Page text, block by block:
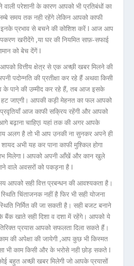
वाली परेशानी के कारण आपको भी प्रतिबंधों का
लम्बे समय तक नही रहेंगे लेकिन आपको काफी
इनके प्रभाव से बचने की कोशिश करें ǀ आज आप
खरीदेंगे ,या घर की नियमित साफ़-सफाई
को बेच देंगें ǀ
वित्तीय क्षेत्र से एक अच्छी खबर मिलने की
पदोन्नति की प्रतीक्षा कर रहे हैं अथवा किसी
के पाने की उम्मीद कर रहे हैं, तब आज इसके
जाएगी। आपकी कड़ी मेहनत का फल आपको
आज काफी सक्रिय रहेंगी और आपको
बढ़ाना चाहिएǀ यहां तक की अगर आपके
अलग है तो भी आप उनकी ना सुनकर अपने ही
अभी यह कर पाना काफी मुश्किल होगा
मिलेगा ǀ आपको अपनी आँखें और कान खुले
वाले अवसरों को पकड़ना है ǀ
आपको सही वित्त प्रबन्धन की आवश्यकता है।
चिंताजनक नहीं है फिर भी सही योजना
निर्मित की जा सकती है। सही बजट बनाने
बैंक खाते सही दिशा व दशा में रहेंगे। आपको ये
प्रयास आपको सफलता दिला सकते हैं।
की अपेक्षा की जायेगी ,आप कुछ भी किस्मत
भी काम किसी और के भरोसे नही छोड़ सकते ǀ
बहुत अच्छी खबर मिलेगी जो आपके प्रयासों